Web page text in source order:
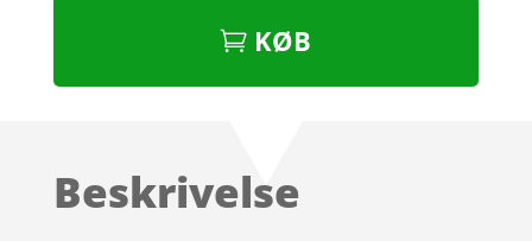
KØB
Beskrivelse